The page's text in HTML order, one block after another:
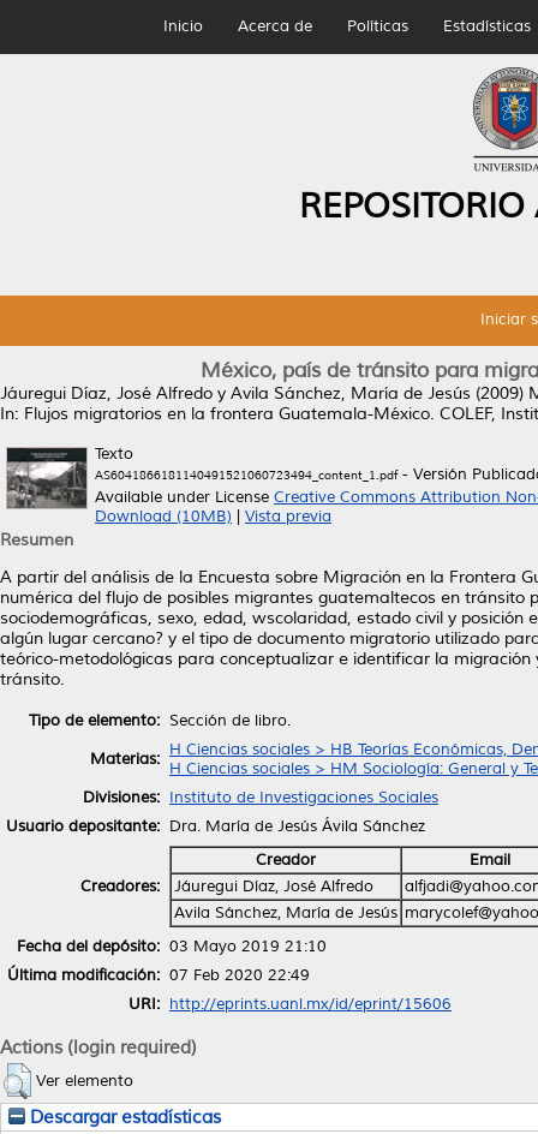
Inicio Acerca de Políticas Estadísticas
Iniciar
México, país de tránsito para
Jáuregui Díaz, José Alfredo y Avila Sánchez, María de Jesús (2009)
In: Flujos migratorios en la frontera Guatemala-México. COLEF,
Texto
AS6041866181140491521060723494_content_1.pdf- Versión
Available under License Creative Commons Attribution
Download (10MB)
Vista previa
Resumen
A partir del análisis de la Encuesta sobre Migración en la Frontera
numérica del flujo de posibles migrantes guatemaltecos en tránsito
sociodemográficas, sexo, edad, wscolaridad, estado civil y
algún lugar cercano? y el tipo de documento migratorio utilizado
teórico-metodológicas para conceptualizar e identificar la
tránsito.
Tipo de elemento: Sección de libro.
Materias: H Ciencias sociales > HB Teorías Económicas,
H Ciencias sociales > HM Sociología: General y
Divisiones: Instituto de Investigaciones Sociales
Usuario depositante: Dra. María de Jesús Ávila Sánchez
Creadores:
Creador
Email
Jáuregui Díaz, José Alfredo
Avila Sánchez, María de Jesús
Fecha del depósito: 03 Mayo 2019 21:10
Última modificación: 07 Feb 2020 22:49
URI: http://eprints.uanl.mx/id/eprint/15606
Actions (login required)
Ver elemento
Descargar estadísticas